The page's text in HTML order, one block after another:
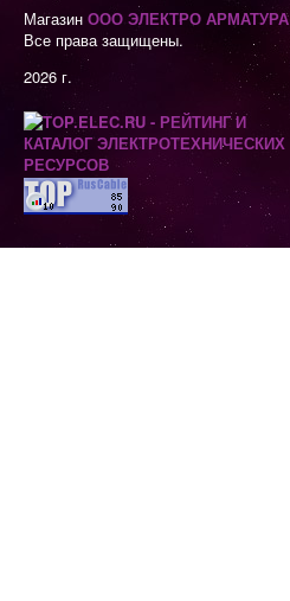
Магазин ООО ЭЛЕКТРО АРМАТУРА
Все права защищены.
2026 г.